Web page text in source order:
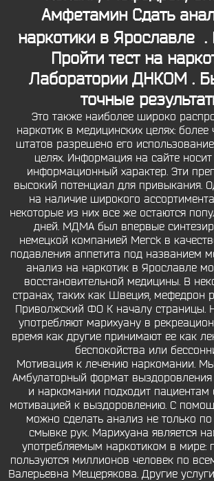
Амфетамин Сдать
наркотики в Ярославле
Пройти тест на
Лаборатории ДНКОМ .
точные
Это также наиболее широко
наркотик в медицинских целях:
штатов разрешено его
целях. Информация на сайте
информационный характер. Эти
высокий потенциал для привыкания.
на наличие широкого
некоторые из них все же остаются
дней. МДМА был впервые
немецкой компанией Merck в
подавления аппетита под названием
анализ на наркотик в Ярославле
восстановительной медицины. В
странах, таких как Швеция, мефедрон
Приволжский ФО К началу страницы.
употребляют марихуану в
время как другие принимают ее как
беспокойства или
Мотивация к лечению наркомании.
Амбулаторный формат выздоровления
и наркомании подходит пациентам
мотивацией к выздоровлению. С
можно сделать анализ не только
смывке рук. Марихуана является
употребляемым наркотиком в мире:
пользуются миллионов человек по
Валерьевна Мещерякова. Другие